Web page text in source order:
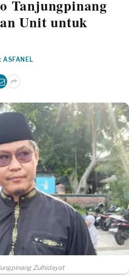
Tanjungpinang
Unit untuk
ASFANEL
Zulhidayat